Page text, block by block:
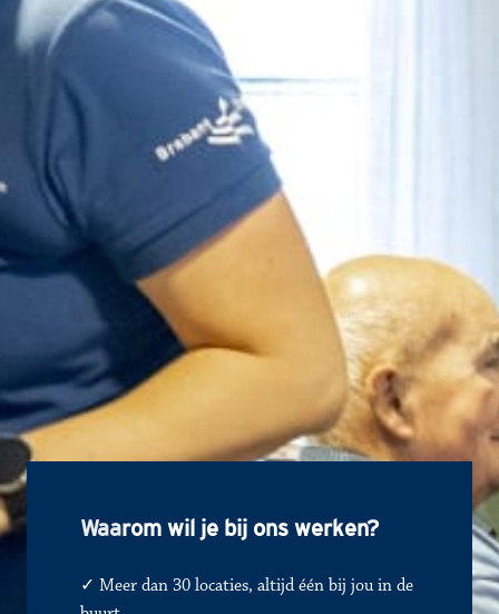
Waarom wil je bij ons werken?
✓ Meer dan 30 locaties, altijd één bij jou in de